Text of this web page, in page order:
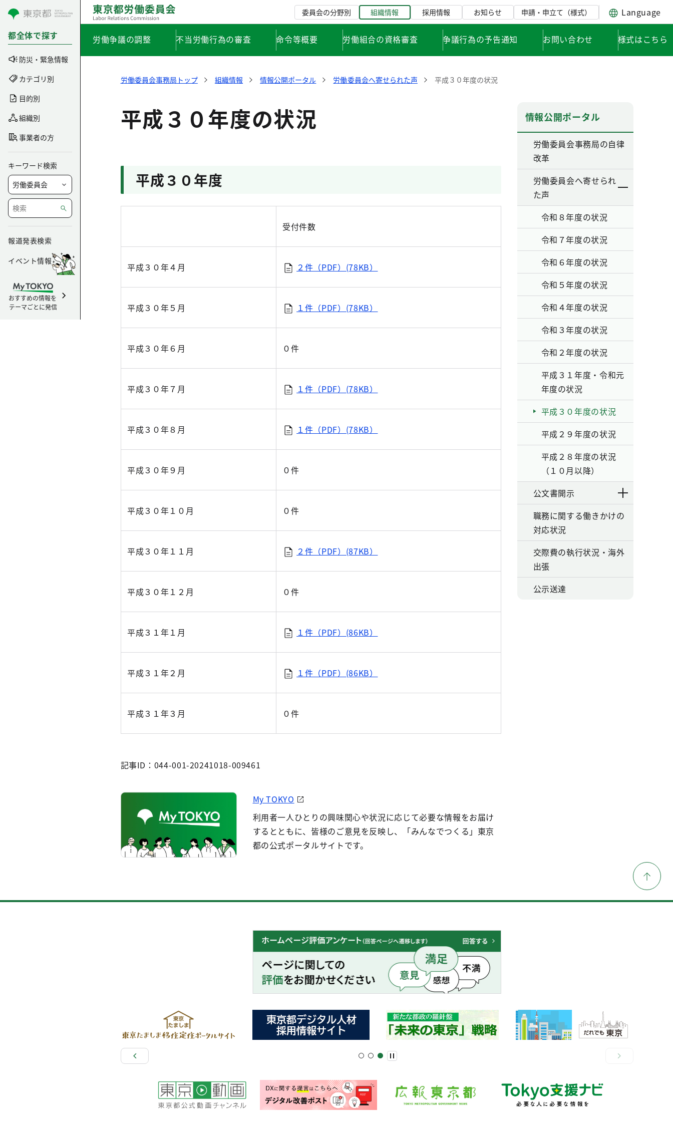
コンテンツにスキップ
都全体で探す
防災・緊急情報
カテゴリ別
目的別
組織別
事業者の方
キーワード検索
報道発表検索
イベント情報
おすすめの情報を
テーマごとに発信
委員会の分野別 組織情報 採用情報 お知らせ 申請・申立て（様式） Language
労働争議の調整 不当労働行為の審査 命令等概要 労働組合の資格審査 争議行為の予告通知 お問い合わせ 様式はこちら
労働委員会事務局トップ 組織情報 情報公開ポータル 労働委員会へ寄せられた声 平成３０年度の状況
平成３０年度の状況
平成３０年度
受付件数
平成３０年４月 ２件（PDF）(78KB）
平成３０年５月 １件（PDF）(78KB）
平成３０年６月 ０件
平成３０年７月 １件（PDF）(78KB）
平成３０年８月 １件（PDF）(78KB）
平成３０年９月 ０件
平成３０年１０月 ０件
平成３０年１１月 ２件（PDF）(87KB）
平成３０年１２月 ０件
平成３１年１月 １件（PDF）(86KB）
平成３１年２月 １件（PDF）(86KB）
平成３１年３月 ０件
記事ID：044-001-20241018-009461
My TOKYO
利用者一人ひとりの興味関心や状況に応じて必要な情報をお届け
するとともに、皆様のご意見を反映し、「みんなでつくる」東京
都の公式ポータルサイトです。
情報公開ポータル
労働委員会事務局の自律
改革
労働委員会へ寄せられ
た声
令和８年度の状況
令和７年度の状況
令和６年度の状況
令和５年度の状況
令和４年度の状況
令和３年度の状況
令和２年度の状況
平成３１年度・令和元
年度の状況
平成３０年度の状況
平成２９年度の状況
平成２８年度の状況
（１０月以降）
公文書開示
職務に関する働きかけの
対応状況
交際費の執行状況・海外
出張
公示送達